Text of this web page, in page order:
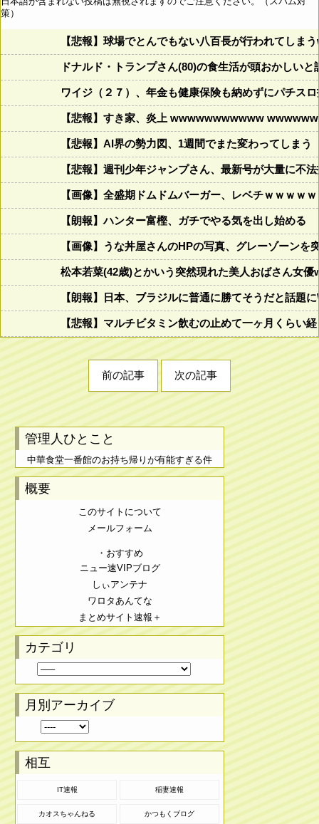
策）
【悲報】球場でとんでもない八百長が行われてし
ドナルド・トランプさん(80)の食生活が頭おかしい
ワイジ（２７）、年金も健康保険も納めずにパチス
【悲報】すき家、炎上 wwwwwwwwwww
【悲報】AI界の勢力図、1週間でまた変わってしまう
【悲報】週刊少年ジャンプさん、最新号が大量に不
【画像】全盛期ドムドムバーガー、レベチｗｗｗｗ
【朗報】ハンター富樫、ガチでやる気を出し始める
【画像】うな丼屋さんのHPの写真、グレーゾーンを
松本若菜(42歳)とかいう突然現れた美人おばさん女優
【朗報】日本、ブラジルに普通に勝てそうだと話題
【悲報】マルチビタミン飲むの止めて一ヶ月くらい
前の記事 次の記事
管理人ひとこと
中華食堂一番館のお持ち帰りが有能すぎる件
概要
このサイトについて
メールフォーム
・おすすめ
ニュー速VIPブログ
しぃアンテナ
ワロタあんてな
まとめサイト速報＋
カテゴリ
月別アーカイブ
相互
IT速報 稲妻速報
カオスちゃんねる かつもくブログ